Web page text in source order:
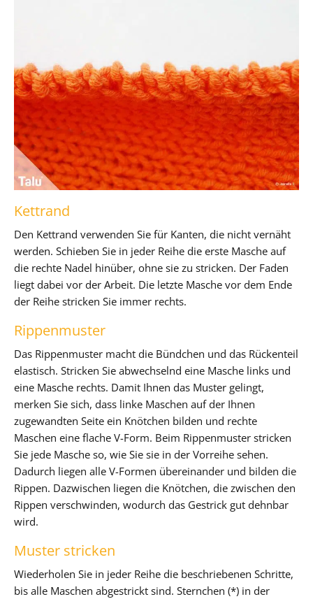
Kettrand
Den Kettrand verwenden Sie für Kanten, die nicht vernäht
werden. Schieben Sie in jeder Reihe die erste Masche auf
die rechte Nadel hinüber, ohne sie zu stricken. Der Faden
liegt dabei vor der Arbeit. Die letzte Masche vor dem Ende
der Reihe stricken Sie immer rechts.
Rippenmuster
Das Rippenmuster macht die Bündchen und das Rückenteil
elastisch. Stricken Sie abwechselnd eine Masche links und
eine Masche rechts. Damit Ihnen das Muster gelingt,
merken Sie sich, dass linke Maschen auf der Ihnen
zugewandten Seite ein Knötchen bilden und rechte
Maschen eine flache V-Form. Beim Rippenmuster stricken
Sie jede Masche so, wie Sie sie in der Vorreihe sehen.
Dadurch liegen alle V-Formen übereinander und bilden die
Rippen. Dazwischen liegen die Knötchen, die zwischen den
Rippen verschwinden, wodurch das Gestrick gut dehnbar
wird.
Muster stricken
Wiederholen Sie in jeder Reihe die beschriebenen Schritte,
bis alle Maschen abgestrickt sind. Sternchen (*) in der